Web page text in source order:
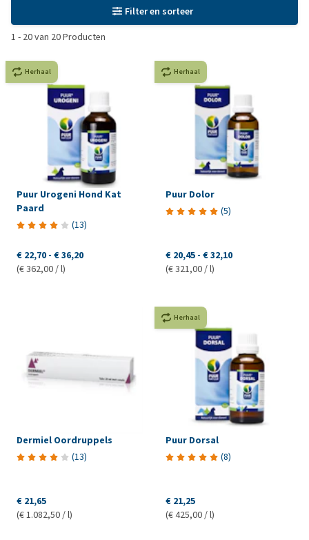
Filter en sorteer
1 - 20van 20Producten
Herhaal
Puur Urogeni Hond Kat
Paard
(13)
€ 22,70 - € 36,20
(€ 362,00 / l)
Herhaal
Puur Dolor
(5)
€ 20,45 - € 32,10
(€ 321,00 / l)
Dermiel Oordruppels
(13)
€ 21,65
(€ 1.082,50 / l)
Herhaal
Puur Dorsal
(8)
€ 21,25
(€ 425,00 / l)